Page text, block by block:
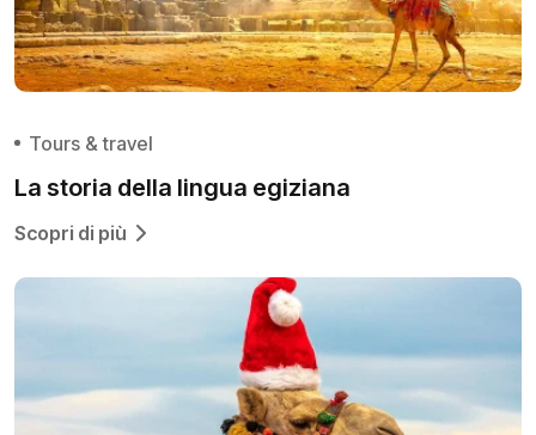
Tours & travel
La storia della lingua egiziana
Scopri di più